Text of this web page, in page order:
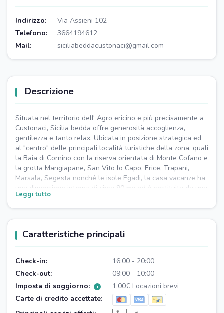
Indirizzo:
Via Assieni 102
Telefono:
3664194612
Mail:
siciliabeddacustonaci@gmail.com
Descrizione
Situata nel territorio dell' Agro ericino e più precisamente a
Custonaci, Sicilia bedda offre generosità accoglienza,
gentilezza e tanto relax. Ubicata in posizione strategica ed
al "centro" delle principali località turistiche della zona, quali
la Baia di Cornino con la riserva orientata di Monte Cofano e
la grotta Mangiapane, San Vito lo Capo, Erice, Trapani,
Marsala, Segesta nonché le isole Egadi, la casa vacanze ha
una dimensione interna di circa 90 mq ed è costituita da una
camera da letto matrimoniale, con possibilità di un ulteriore
letto singolo, da una cucina-soggiorno con divano letto e
un' ulteriore stanza, all' occorrenza, con due letti singoli.
bedda garantisce ampi spazi esterni con veranda, gazebo,
angolo cottura e lavatrice). Dotata di ogni comfort e a
spensieratezza e divertimento per trascorrere un vacanza
unica.
Gentilezza ospitalità e praticità sono le caratteristiche che ci
contraddistinguono. Offriremo ai nostri ospiti la massima
Leggi tutto
Caratteristiche principali
Check-in:
16:00 - 20:00
Check-out:
09:00 - 10:00
Imposta di soggiorno:
i
1.00€ Locazioni brevi
Carte di credito accettate: